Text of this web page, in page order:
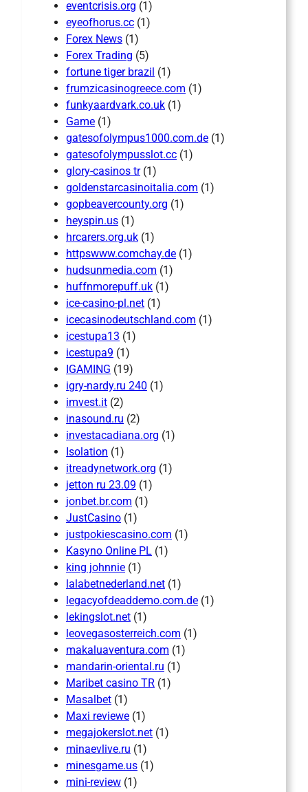
eventcrisis.org (1)
eyeofhorus.cc (1)
Forex News (1)
Forex Trading (5)
fortune tiger brazil (1)
frumzicasinogreece.com (1)
funkyaardvark.co.uk (1)
Game (1)
gatesofolympus1000.com.de (1)
gatesofolympusslot.cc (1)
glory-casinos tr(1)
goldenstarcasinoitalia.com (1)
gopbeavercounty.org (1)
heyspin.us (1)
hrcarers.org.uk (1)
httpswww.comchay.de (1)
hudsunmedia.com (1)
huffnmorepuff.uk (1)
ice-casino-pl.net (1)
icecasinodeutschland.com (1)
icestupa13 (1)
icestupa9 (1)
IGAMING (19)
igry-nardy.ru 240 (1)
imvest.it (2)
inasound.ru (2)
investacadiana.org (1)
Isolation (1)
itreadynetwork.org (1)
jetton ru 23.09 (1)
jonbet.br.com (1)
JustCasino (1)
justpokiescasino.com (1)
Kasyno Online PL (1)
king johnnie (1)
lalabetnederland.net (1)
legacyofdeaddemo.com.de (1)
lekingslot.net (1)
leovegasosterreich.com (1)
makaluaventura.com (1)
mandarin-oriental.ru (1)
Maribet casino TR (1)
Masalbet (1)
Maxi reviewe (1)
megajokerslot.net (1)
minaevlive.ru (1)
minesgame.us (1)
mini-review (1)